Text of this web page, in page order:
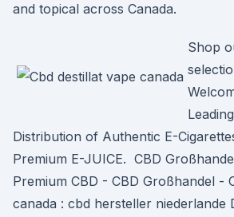
and topical across Canada.
Shop
Distribution of Authentic E-
Premium E-JUICE. ️ CBD
Premium CBD - CBD Großhandel -
canada : cbd hersteller niederlande